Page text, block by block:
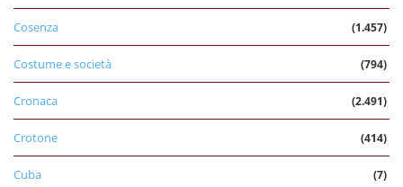
Cosenza (1.457)
Costume e società (794)
Cronaca (2.491)
Crotone (414)
Cuba (7)